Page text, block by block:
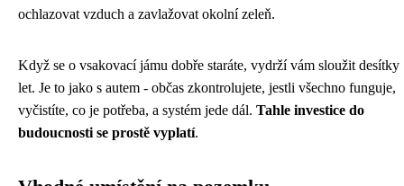
ochlazovat vzduch a zavlažovat okolní zeleň.
Když se o vsakovací jámu dobře staráte, vydrží vám sloužit desítky
let. Je to jako s autem - občas zkontrolujete, jestli všechno funguje,
vyčistíte, co je potřeba, a systém jede dál. Tahle investice do
budoucnosti se prostě vyplatí.